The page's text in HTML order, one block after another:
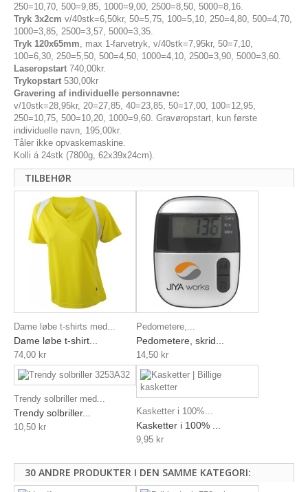
250=10,70, 500=9,85, 1000=9,00, 2500=8,50, 5000=8,16.
Tryk 3x2cm v/40stk=6,50kr, 50=5,75, 100=5,10, 250=4,80, 500=4,70,
1000=3,85, 2500=3,57, 5000=3,35.
Tryk 120x65mm , max 1-farvetryk, v/40stk=7,95kr, 50=7,10,
100=6,30, 250=5,50, 500=4,50, 1000=4,10, 2500=3,90, 5000=3,60.
Laseropstart 740,00kr.
Trykopstart 530,00kr
Gravering af individuelle personnavne:
v/10stk=28,95kr, 20=27,85, 40=23,85, 50=17,00, 100=12,95,
250=10,75, 500=10,20, 1000=9,60. Gravøropstart, kun første
individuelle navn, 195,00kr.
Tåler ikke opvaskemaskine.
Kolli á 24stk (7800g, 62x39x24cm).
TILBEHØR
Dame løbe t-shirts med...
Dame løbe t-shirt...
74,00 kr
Pedometere,...
Pedometere, skrid...
14,50 kr
Trendy solbriller med...
Trendy solbriller...
10,50 kr
Kasketter i 100%...
Kasketter i 100% ...
9,95 kr
30 ANDRE PRODUKTER I DEN SAMME KATEGORI: